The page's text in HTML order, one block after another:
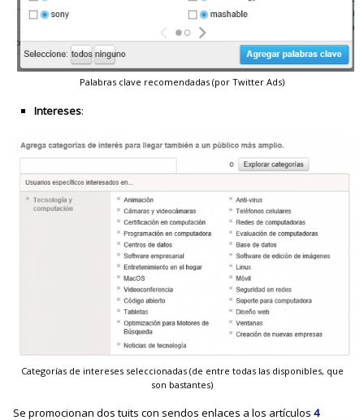
Palabras clave recomendadas (por Twitter Ads)
Intereses:
Categorías de intereses seleccionadas (de entre todas las disponibles, que
son bastantes)
Se promocionan dos tuits con sendos enlaces a los artículos4